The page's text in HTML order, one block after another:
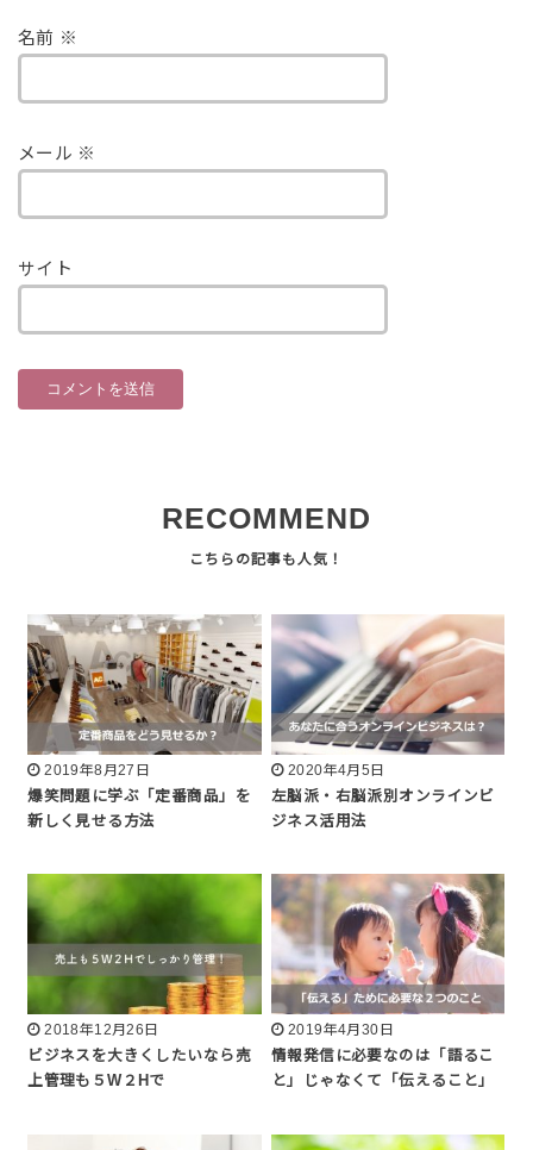
名前 ※
メール ※
サイト
RECOMMEND
2019年8月27日
爆笑問題に学ぶ「定番商品」を
新しく見せる方法
2020年4月5日
左脳派・右脳派別オンラインビ
ジネス活用法
2018年12月26日
ビジネスを大きくしたいなら売
上管理も５W２Hで
2019年4月30日
情報発信に必要なのは「語るこ
と」じゃなくて「伝えること」